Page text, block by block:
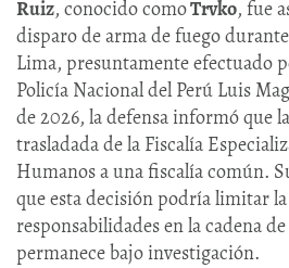
Ruiz, conocido comoTrvko, fue
disparo de arma de fuego
Lima, presuntamente efectuado
Policía Nacional del Perú Luis
de 2026, la defensa informó que
trasladada de la Fiscalía
Humanos a una fiscalía común.
que esta decisión podría limitar
responsabilidades en la cadena
permanece bajo investigación.